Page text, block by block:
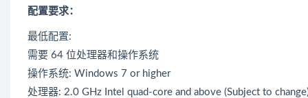
配置要求：
最低配置:
需要 64 位处理器和操作系统
操作系统: Windows 7 or higher
处理器: 2.0 GHz Intel quad-core and above (Subject to